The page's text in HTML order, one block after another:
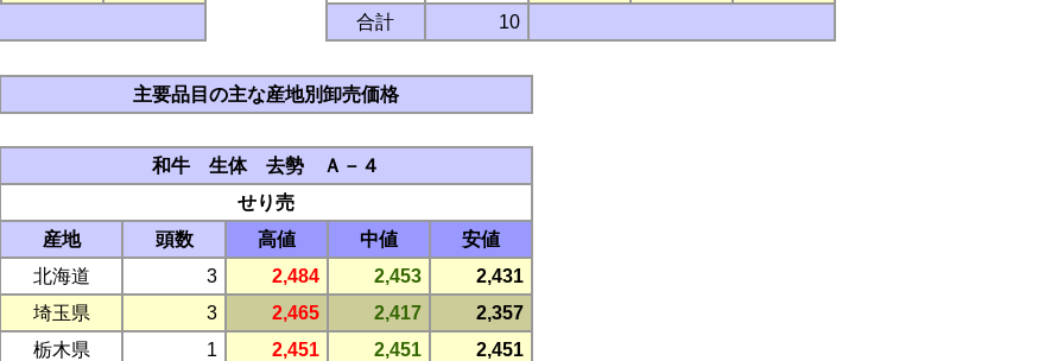
合計 10
主要品目の主な産地別卸売価格
和牛 生体 去勢 Ａ－４
せり売
産地
頭数 高値 中値
安値
北海道
3 2,484 2,453
2,431
埼玉県
3 2,465 2,417
2,357
栃木県
1 2,451 2,451
2,451